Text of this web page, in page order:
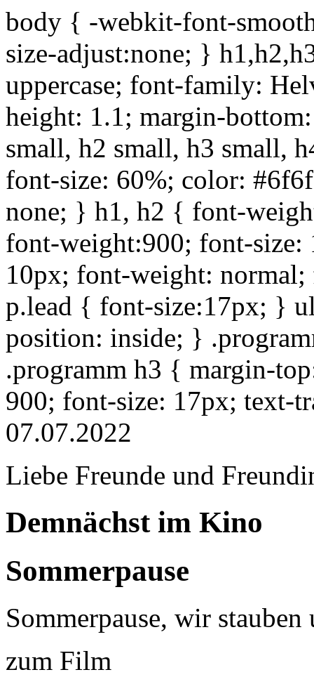
body { -webkit-font-
size-adjust:none; }
uppercase; font-family:
height: 1.1; margin-
small, h2 small, h3 small,
font-size: 60%; color:
none; } h1, h2 { font-
font-weight:900; font-
10px; font-weight:
p.lead { font-size:17px; }
position: inside; }
.programm h3 { margin-
900; font-size: 17px; text-
07.07.2022
Liebe Freunde und
Demnächst im Kino
Sommerpause
Sommerpause, wir
zum Film